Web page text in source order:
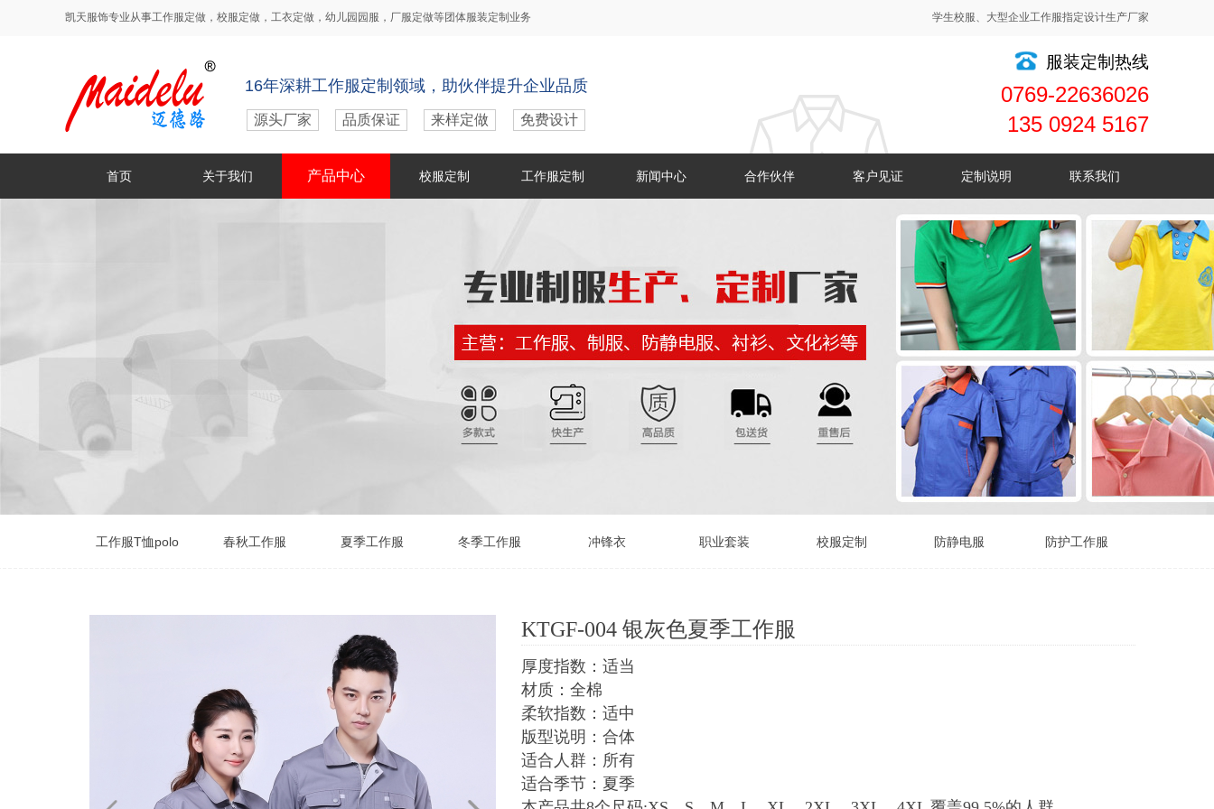
凯天服饰专业从事工作服定做 ， 校服定做 ， 工衣定做 ， 幼儿园园服 ， 厂服定做等团体服装定制业务 学生校服、大型企业工作服指定设计生产厂家
源头厂家 来样定做
0769-22636026
135 0924 5167
服装定制热线
免费设计
品质保证
16年深耕工作服定制领域，助伙伴提升企业品质
首页 关于我们 产品中心 校服定制 工作服定制 新闻中心 合作伙伴 客户见证 定制说明 联系我们
工作服T恤polo 春秋工作服 夏季工作服 冬季工作服 冲锋衣 职业套装 校服定制 防静电服 防护工作服
KTGF-004 银灰色夏季工作服
厚度指数：适当
材质：全棉
柔软指数：适中
版型说明：合体
适合人群：所有
适合季节：夏季